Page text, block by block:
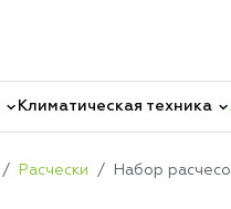
Климатическая техника
Расчески Набор